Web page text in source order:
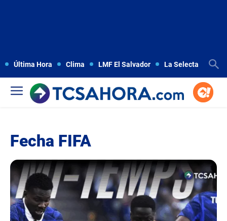
Última Hora Clima LMF El Salvador La Selecta
Fecha FIFA